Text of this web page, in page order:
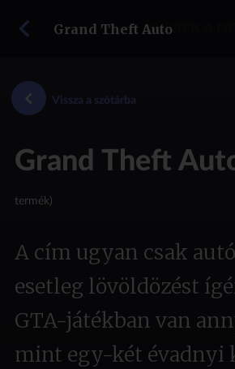
GYEREK A
Grand Theft Auto
Vissza a szótárba
Grand Theft
termék)
A cím ugyan csak
esetleg lövöldözést
GTA-játékban van
mint egy-két évadnyi